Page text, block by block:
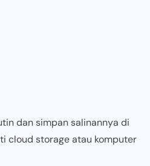
dan simpan salinannya di
cloud storage atau komputer